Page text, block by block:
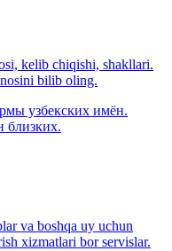
kelib chiqishi, shakllari.
bilib oling.
узбекских имён.
близких.
va boshqa uy uchun
xizmatlari bor servislar.